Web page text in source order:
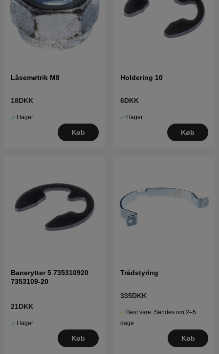
Låsemøtrik M8
18DKK
I lager
Køb
Holdering 10
6DKK
I lager
Køb
Banerytter 5 735310920
7353109-20
21DKK
I lager
Køb
Trådstyring
335DKK
Best.vare. Sendes om 2–5
dage
Køb